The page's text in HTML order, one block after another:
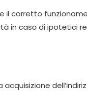
il corretto
in caso di ipotetici